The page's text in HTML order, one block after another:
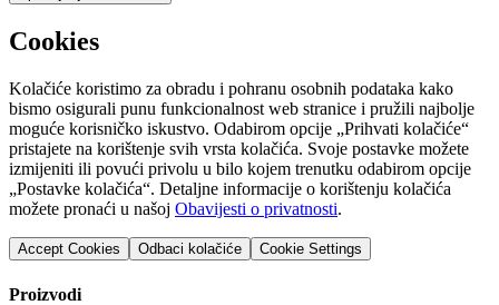
Cookies
Kolačiće koristimo za obradu i pohranu osobnih podataka kako
bismo osigurali punu funkcionalnost web stranice i pružili najbolje
moguće korisničko iskustvo. Odabirom opcije „Prihvati kolačiće“
pristajete na korištenje svih vrsta kolačića. Svoje postavke možete
izmijeniti ili povući privolu u bilo kojem trenutku odabirom opcije
„Postavke kolačića“. Detaljne informacije o korištenju kolačića
možete pronaći u našoj Obavijesti o privatnosti.
Accept Cookies Odbaci kolačiće Cookie Settings
Proizvodi